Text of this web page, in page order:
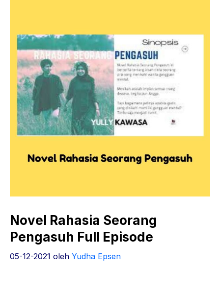
Novel Rahasia Seorang
Pengasuh Full Episode
05-12-2021 oleh Yudha Epsen